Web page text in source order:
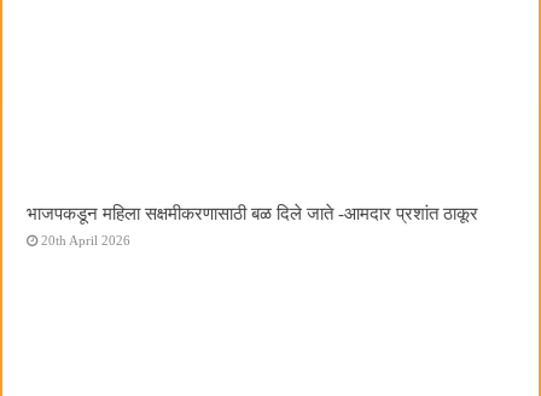
भाजपकडून महिला सक्षमीकरणासाठी बळ दिले जाते -आमदार प्रशांत ठाकूर
20th April 2026